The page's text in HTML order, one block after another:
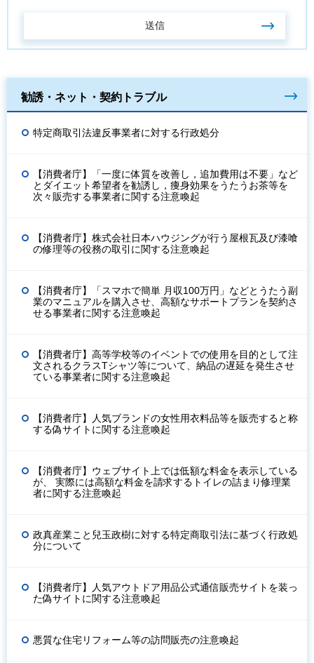
勧誘・ネット・契約トラブル
特定商取引法違反事業者に対する行政処分
【消費者庁】「一度に体質を改善し，追加費用は不要」など
とダイエット希望者を勧誘し，痩身効果をうたうお茶等を
次々販売する事業者に関する注意喚起
【消費者庁】株式会社日本ハウジングが行う屋根瓦及び漆喰
の修理等の役務の取引に関する注意喚起
【消費者庁】「スマホで簡単 月収100万円」などとうたう副
業のマニュアルを購入させ、高額なサポートプランを契約さ
せる事業者に関する注意喚起
【消費者庁】高等学校等のイベントでの使用を目的として注
文されるクラスTシャツ等について、納品の遅延を発生させ
ている事業者に関する注意喚起
【消費者庁】人気ブランドの女性用衣料品等を販売すると称
する偽サイトに関する注意喚起
【消費者庁】ウェブサイト上では低額な料金を表示している
が、 実際には高額な料金を請求するトイレの詰まり修理業
者に関する注意喚起
政真産業こと兒玉政樹に対する特定商取引法に基づく行政処
分について
【消費者庁】人気アウトドア用品公式通信販売サイトを装っ
た偽サイトに関する注意喚起
悪質な住宅リフォーム等の訪問販売の注意喚起